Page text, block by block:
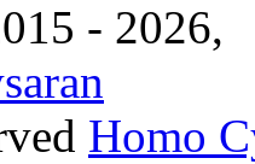
- 2026,
Homo